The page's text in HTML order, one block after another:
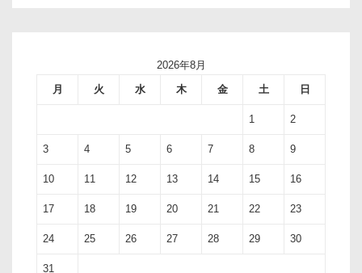
2026年8月
月
火 水 木 金 土 日
1 2
3 4 5 6 7 8 9
10 11 12 13 14 15 16
17 18 19 20 21 22 23
24 25 26 27 28 29 30
31